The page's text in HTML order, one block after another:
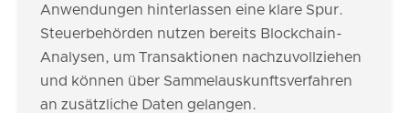
Anwendungen hinterlassen eine klare Spur.
Steuerbehörden nutzen bereits Blockchain-
Analysen, um Transaktionen nachzuvollziehen
und können über Sammelauskunftsverfahren
an zusätzliche Daten gelangen.